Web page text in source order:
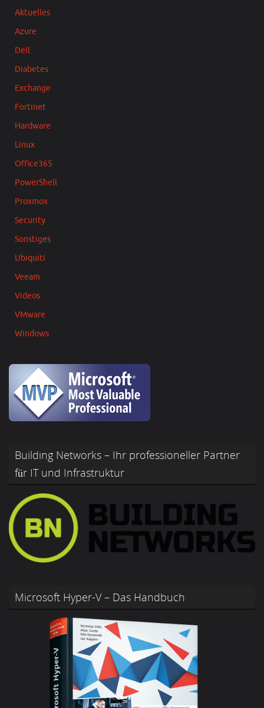
Aktuelles
Azure
Dell
Diabetes
Exchange
Fortinet
Hardware
Linux
Office365
PowerShell
Proxmox
Security
Sonstiges
Ubiquiti
Veeam
Videos
VMware
Windows
Building Networks – Ihr professioneller Partner
für IT und Infrastruktur
Microsoft Hyper-V – Das Handbuch